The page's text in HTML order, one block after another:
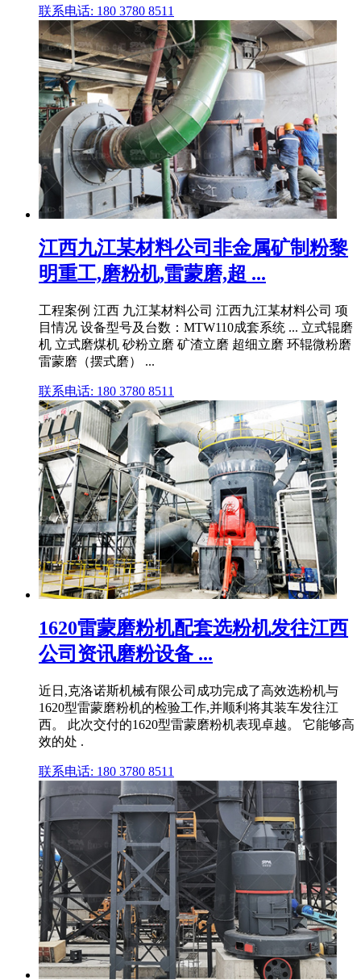
联系电话: 180 3780 8511
江西九江某材料公司非金属矿制粉黎
明重工,磨粉机,雷蒙磨,超 ...
工程案例 江西 九江某材料公司 江西九江某材料公司 项
目情况 设备型号及台数：MTW110成套系统 ... 立式辊磨
机 立式磨煤机 砂粉立磨 矿渣立磨 超细立磨 环辊微粉磨
雷蒙磨（摆式磨） ...
联系电话: 180 3780 8511
1620雷蒙磨粉机配套选粉机发往江西
公司资讯磨粉设备 ...
近日,克洛诺斯机械有限公司成功完成了高效选粉机与
1620型雷蒙磨粉机的检验工作,并顺利将其装车发往江
西。 此次交付的1620型雷蒙磨粉机表现卓越。 它能够高
效的处 .
联系电话: 180 3780 8511